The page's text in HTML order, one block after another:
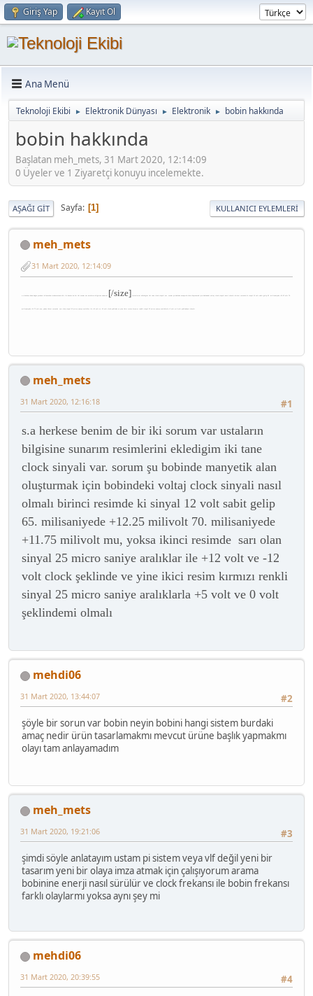
Giriş Yap Kayıt Ol
Ana Menü
Teknoloji Ekibi ► Elektronik Dünyası ► Elektronik ► bobin hakkında
bobin hakkında
Başlatan meh_mets, 31 Mart 2020, 12:14:09
0 Üyeler ve 1 Ziyaretçi konuyu incelemekte.
AŞAĞI GIT Sayfa 1 KULLANICI EYLEMLERI
meh_mets
31 Mart 2020, 12:14:09
[/size]
meh_mets
#1
31 Mart 2020, 12:16:18
s.a herkese benim de bir iki sorum var ustaların
bilgisine sunarım resimlerini ekledigim iki tane
clock sinyali var. sorum şu bobinde manyetik alan
oluşturmak için bobindeki voltaj clock sinyali nasıl
olmalı birinci resimde ki sinyal 12 volt sabit gelip
65. milisaniyede +12.25 milivolt 70. milisaniyede
+11.75 milivolt mu, yoksa ikinci resimde sarı olan
sinyal 25 micro saniye aralıklar ile +12 volt ve -12
volt clock şeklinde ve yine ikici resim kırmızı renkli
sinyal 25 micro saniye aralıklarla +5 volt ve 0 volt
şeklindemi olmalı
mehdi06
#2
31 Mart 2020, 13:44:07
şöyle bir sorun var bobin neyin bobini hangi sistem burdaki
amaç nedir ürün tasarlamakmı mevcut ürüne başlık yapmakmı
olayı tam anlayamadım
meh_mets
#3
31 Mart 2020, 19:21:06
şimdi söyle anlatayım ustam pi sistem veya vlf değil yeni bir
tasarım yeni bir olaya imza atmak için çalışıyorum arama
bobinine enerji nasıl sürülür ve clock frekansı ile bobin frekansı
farklı olaylarmı yoksa aynı şey mi
mehdi06
#4
31 Mart 2020, 20:39:55